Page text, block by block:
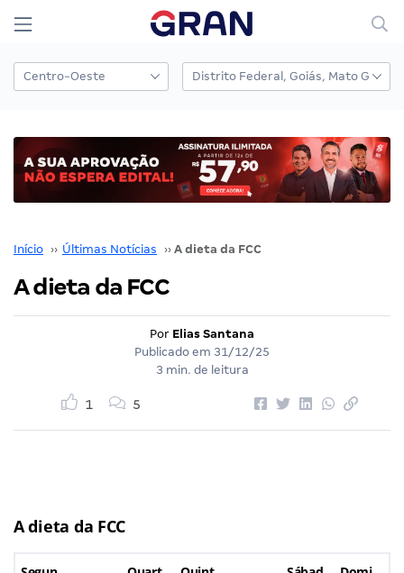
Início ›› Últimas Notícias ›› A dieta da FCC
A dieta da FCC
Por Elias Santana
Publicado em 31/12/25
3 min. de leitura
1 5
A dieta da FCC